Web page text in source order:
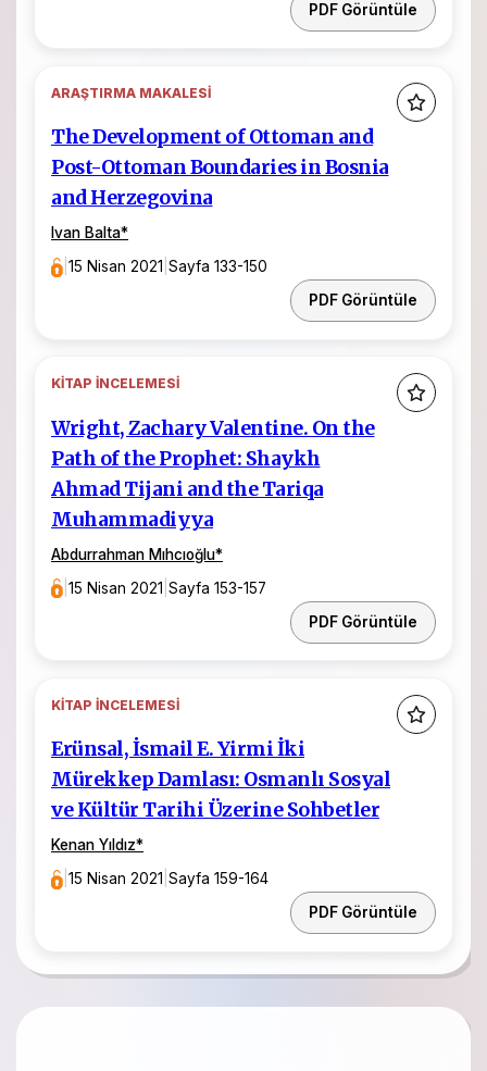
PDF Görüntüle
ARAŞTIRMA MAKALESI
The Development of Ottoman and
Post-Ottoman Boundaries in Bosnia
and Herzegovina
Ivan Balta*
|15 Nisan 2021 |Sayfa 133-150
PDF Görüntüle
KITAP İNCELEMESI
Wright, Zachary Valentine. On the
Path of the Prophet: Shaykh
Ahmad Tijani and the Tariqa
Muhammadiyya
Abdurrahman Mıhcıoğlu*
|15 Nisan 2021 |Sayfa 153-157
PDF Görüntüle
KITAP İNCELEMESI
Erünsal, İsmail E. Yirmi İki
Mürekkep Damlası: Osmanlı Sosyal
ve Kültür Tarihi Üzerine Sohbetler
Kenan Yıldız*
|15 Nisan 2021 |Sayfa 159-164
PDF Görüntüle